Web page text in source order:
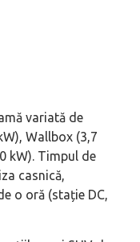
variată de
Wallbox (3,7
kW). Timpul de
casnică,
o oră (stație DC,